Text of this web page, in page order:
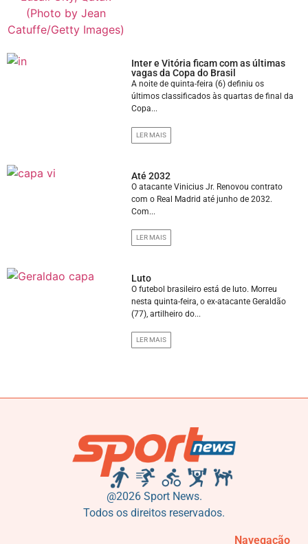
Inter e Vitória ficam com as últimas
vagas da Copa do Brasil
A noite de quinta-feira (6) definiu os
últimos classificados às quartas de final da
Copa...
LER MAIS
Até 2032
O atacante Vinicius Jr. Renovou contrato
com o Real Madrid até junho de 2032.
Com...
LER MAIS
Luto
O futebol brasileiro está de luto. Morreu
nesta quinta-feira, o ex-atacante Geraldão
(77), artilheiro do...
LER MAIS
@2026 Sport News.
Todos os direitos reservados.
Navegação